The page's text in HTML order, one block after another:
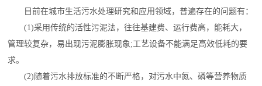
目前在城市生活污水处理研究和应用领域，普遍存在的问题有：
(1)采用传统的活性污泥法，往往基建费、运行费高，能耗大，
管理较复杂，易出现污泥膨胀现象;工艺设备不能满足高效低耗的要
求。
(2)随着污水排放标准的不断严格，对污水中氮、磷等营养物质